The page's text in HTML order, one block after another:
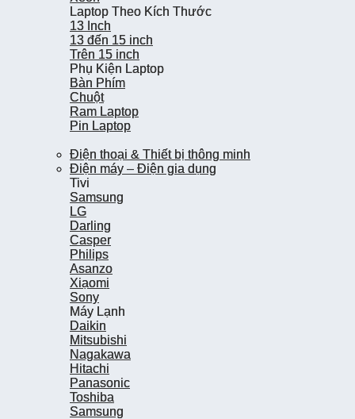
Laptop Theo Kích Thước
13 Inch
13 đến 15 inch
Trên 15 inch
Phụ Kiện Laptop
Bàn Phím
Chuột
Ram Laptop
Pin Laptop
Điện thoại & Thiết bị thông minh
Điện máy – Điện gia dụng
Tivi
Samsung
LG
Darling
Casper
Philips
Asanzo
Xiạomi
Sony
Máy Lạnh
Daikin
Mitsubishi
Nagakawa
Hitachi
Panasonic
Toshiba
Samsung
Laptop Theo Kích Thước
13 Inch
13 đến 15 inch
Trên 15 inch
Phụ Kiện Laptop
Bàn Phím
Chuột
Ram Laptop
Pin Laptop
Điện thoại & Thiết bị thông minh
Điện máy – Điện gia dụng
Tivi
Samsung
LG
Darling
Casper
Philips
Asanzo
Xiạomi
Sony
Máy Lạnh
Daikin
Mitsubishi
Nagakawa
Hitachi
Panasonic
Toshiba
Samsung